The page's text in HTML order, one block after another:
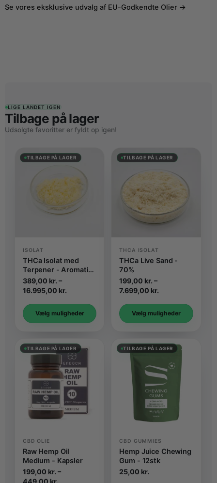
Se vores eksklusive udvalg af EU-Godkendte Olier →
LIGE LANDET IGEN
Tilbage på lager
Udsolgte favoritter er fyldt op igen!
TILBAGE PÅ LAGER
ISOLAT
THCa Isolat med
Terpener - Aromatisk
Isolat
389,00 kr. –
16.995,00 kr.
til
16.995,00 kr.
Vælg muligheder
TILBAGE PÅ LAGER
THCA ISOLAT
THCa Live Sand -
70%
199,00 kr. –
7.699,00 kr.
til
7.699,00 kr.
Vælg muligheder
TILBAGE PÅ LAGER
CBD OLIE
Raw Hemp Oil
Medium - Kapsler
199,00 kr. –
TILBAGE PÅ LAGER
CBD GUMMIES
Hemp Juice Chewing
Gum - 12stk
25,00 kr.